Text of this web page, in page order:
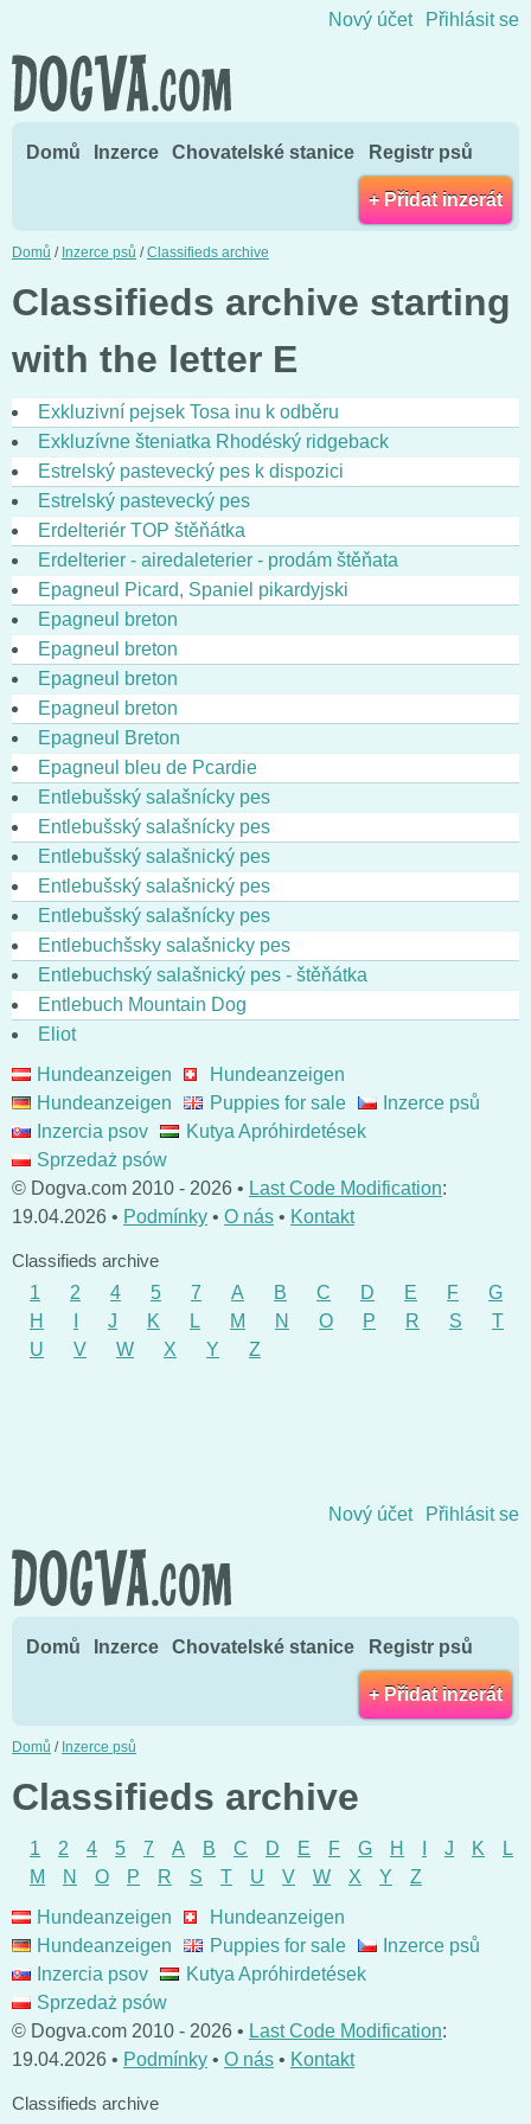
Nový účet Přihlásit se
Domů Inzerce Chovatelské stanice Registr psů
+ Přidat inzerát
Domů / Inzerce psů /Classifieds archive
Classifieds archive starting
with the letter E
Exkluzivní pejsek Tosa inu k odběru
Exkluzívne šteniatka Rhodéský ridgeback
Estrelský pastevecký pes k dispozici
Estrelský pastevecký pes
Erdelteriér TOP štěňátka
Erdelterier - airedaleterier - prodám štěňata
Epagneul Picard, Spaniel pikardyjski
Epagneul breton
Epagneul breton
Epagneul breton
Epagneul breton
Epagneul Breton
Epagneul bleu de Pcardie
Entlebušský salašnícky pes
Entlebušský salašnícky pes
Entlebušský salašnický pes
Entlebušský salašnický pes
Entlebušský salašnícky pes
Entlebuchšsky salašnicky pes
Entlebuchský salašnický pes - štěňátka
Entlebuch Mountain Dog
Eliot
Hundeanzeigen
Hundeanzeigen
Hundeanzeigen
Puppies for sale
Inzerce psů
Inzercia psov
Kutya Apróhirdetések
Sprzedaż psów
© Dogva.com 2010 - 2026 • Last Code Modification:
19.04.2026 • Podmínky • O nás • Kontakt
Classifieds archive
1
2 4 5 7 A B C D E F
G
H
J K L M N O P R S
T
U
V W X Y Z
Nový účet Přihlásit se
Domů Inzerce Chovatelské stanice Registr psů
+ Přidat inzerát
Domů / Inzerce psů
Classifieds archive
1 2 4 5 7 A B C D E F G H J K
L
M
N O P R S T U V W X Y
Z
Hundeanzeigen
Hundeanzeigen
Hundeanzeigen
Puppies for sale
Inzerce psů
Inzercia psov
Kutya Apróhirdetések
Sprzedaż psów
© Dogva.com 2010 - 2026 • Last Code Modification:
19.04.2026 • Podmínky • O nás • Kontakt
Classifieds archive